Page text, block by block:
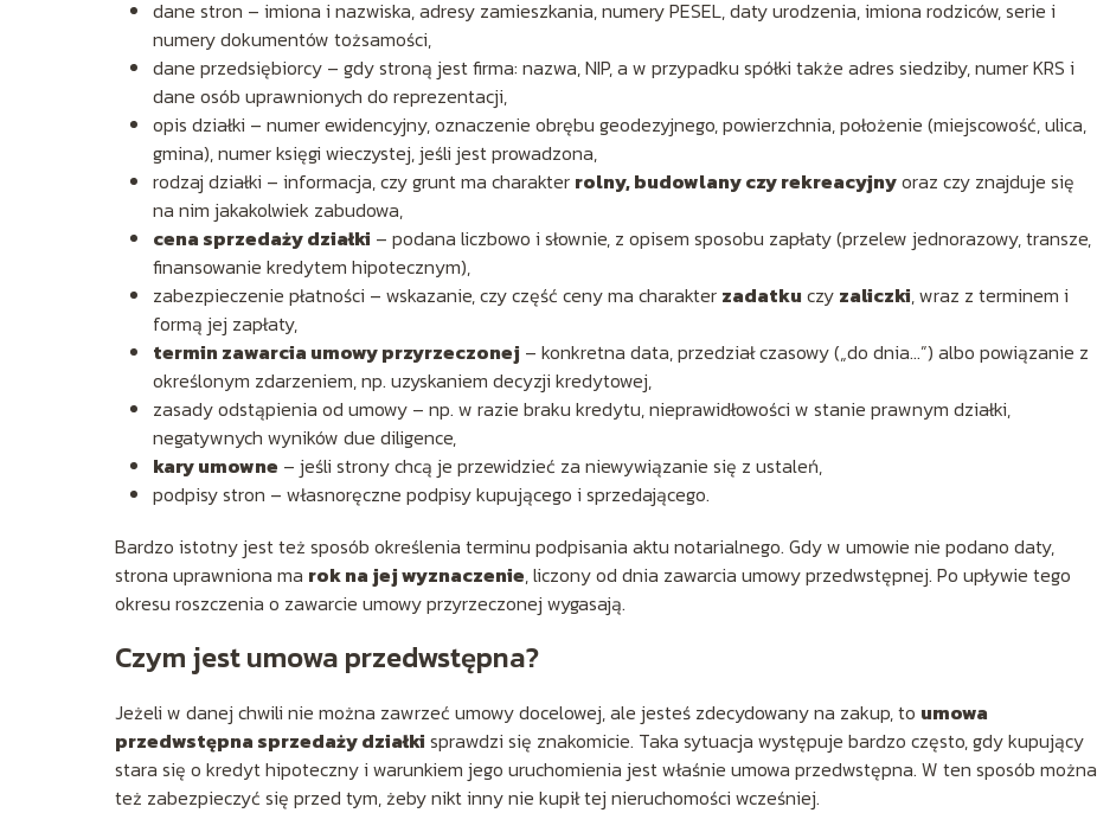
dane stron – imiona i nazwiska, adresy zamieszkania, numery PESEL, daty urodzenia, imiona rodziców, serie i
numery dokumentów tożsamości,
dane przedsiębiorcy – gdy stroną jest firma: nazwa, NIP, a w przypadku spółki także adres siedziby, numer KRS i
dane osób uprawnionych do reprezentacji,
opis działki – numer ewidencyjny, oznaczenie obrębu geodezyjnego, powierzchnia, położenie (miejscowość, ulica,
gmina), numer księgi wieczystej, jeśli jest prowadzona,
rodzaj działki – informacja, czy grunt ma charakter rolny, budowlany czy rekreacyjnyoraz czy znajduje się
na nim jakakolwiek zabudowa,
cena sprzedaży działki – podana liczbowo i słownie, z opisem sposobu zapłaty (przelew jednorazowy, transze,
finansowanie kredytem hipotecznym),
zabezpieczenie płatności – wskazanie, czy część ceny ma charakter zadatku czy zaliczki, wraz z terminem i
formą jej zapłaty,
termin zawarcia umowy przyrzeczonej – konkretna data, przedział czasowy („do dnia…”) albo powiązanie z
określonym zdarzeniem, np. uzyskaniem decyzji kredytowej,
zasady odstąpienia od umowy – np. w razie braku kredytu, nieprawidłowości w stanie prawnym działki,
negatywnych wyników due diligence,
kary umowne – jeśli strony chcą je przewidzieć za niewywiązanie się z ustaleń,
podpisy stron – własnoręczne podpisy kupującego i sprzedającego.
Bardzo istotny jest też sposób określenia terminu podpisania aktu notarialnego. Gdy w umowie nie podano daty,
strona uprawniona ma rok na jej wyznaczenie, liczony od dnia zawarcia umowy przedwstępnej. Po upływie tego
okresu roszczenia o zawarcie umowy przyrzeczonej wygasają.
Czym jest umowa przedwstępna?
Jeżeli w danej chwili nie można zawrzeć umowy docelowej, ale jesteś zdecydowany na zakup, to umowa
przedwstępna sprzedaży działki sprawdzi się znakomicie. Taka sytuacja występuje bardzo często, gdy kupujący
stara się o kredyt hipoteczny i warunkiem jego uruchomienia jest właśnie umowa przedwstępna. W ten sposób można
też zabezpieczyć się przed tym, żeby nikt inny nie kupił tej nieruchomości wcześniej.